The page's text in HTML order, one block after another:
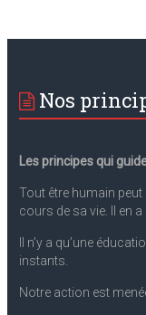
Nos
Les principes qui
Tout être humain
cours de sa vie. II en
II n’y a qu’une
instants.
Notre action est